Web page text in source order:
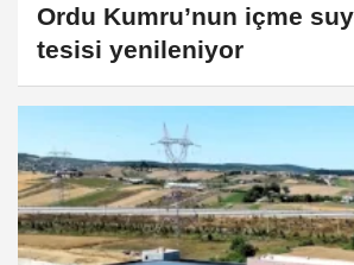
Ordu Kumru’nun içme
tesisi yenileniyor